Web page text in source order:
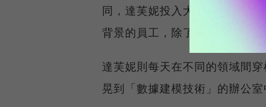
同，達芙妮投入大量的資金，
背景的員工，除了發展機器深
達芙妮則每天在不同的領域間
晃到「數據建模技術」的辦公室